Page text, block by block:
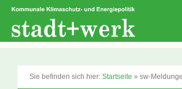
Zum
springen
Sie befinden sich hier: Startseite » sw-